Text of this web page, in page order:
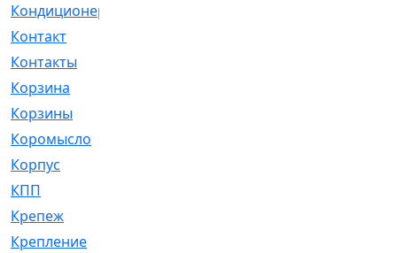
Кондиционер
Контакт
Контакты
Корзина
Корзины
Коромысло
Корпус
КПП
Крепеж
Крепление